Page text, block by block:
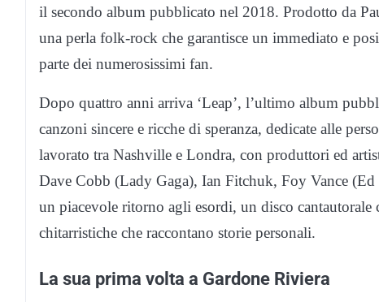
il secondo album pubblicato nel 2018. Prodotto da
una perla folk-rock che garantisce un immediato e
parte dei numerosissimi fan.
Dopo quattro anni arriva ‘Leap’, l’ultimo album
canzoni sincere e ricche di speranza, dedicate alle
lavorato tra Nashville e Londra, con produttori ed
Dave Cobb (Lady Gaga), Ian Fitchuk, Foy Vance
un piacevole ritorno agli esordi, un disco cantautorale
chitarristiche che raccontano storie personali.
La sua prima volta a Gardone Riviera